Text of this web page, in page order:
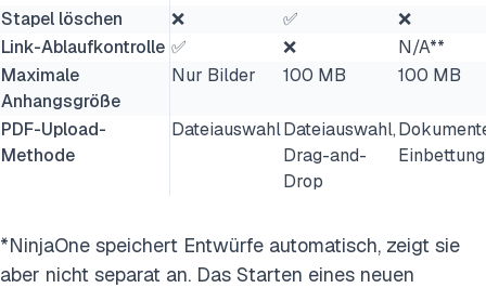
Stapel löschen
❌ ✅
❌
Link-Ablaufkontrolle ✅ ❌
N/A**
Maximale
Anhangsgröße
Nur Bilder 100 MB 100 MB
PDF-Upload-
Methode
DateiauswahlDateiauswahl,
Drag-and-
Drop
Einbettung
*NinjaOne speichert Entwürfe automatisch, zeigt sie
aber nicht separat an. Das Starten eines neuen